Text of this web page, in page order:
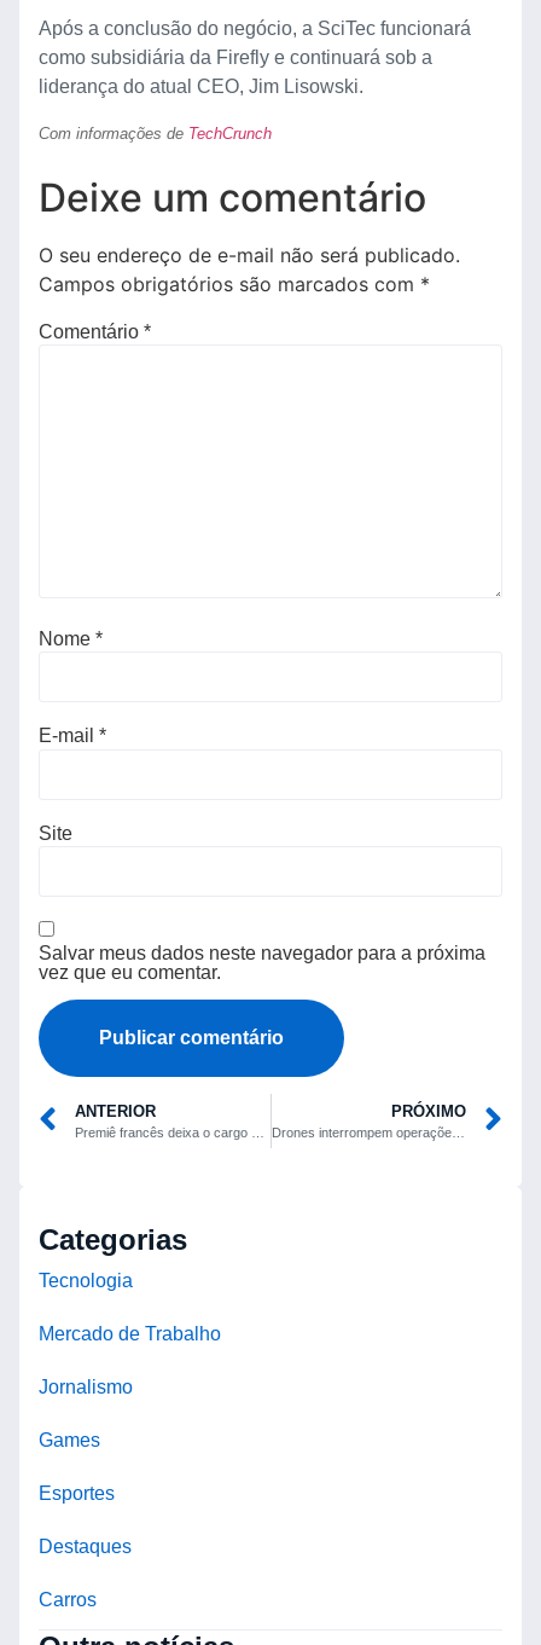
Após a conclusão do negócio, a SciTec funcionará
como subsidiária da Firefly e continuará sob a
liderança do atual CEO, Jim Lisowski.
Com informações de TechCrunch
Deixe um comentário
O seu endereço de e-mail não será publicado.
Campos obrigatórios são marcados com *
Comentário *
Nome *
E-mail *
Site
Salvar meus dados neste navegador para a próxima
vez que eu comentar.
ANTERIOR PRÓXIMO
Drones interrompem operações e provocam suspensão de voos no Aeroporto de Oslo
Categorias
Tecnologia
Mercado de Trabalho
Jornalismo
Games
Esportes
Destaques
Carros